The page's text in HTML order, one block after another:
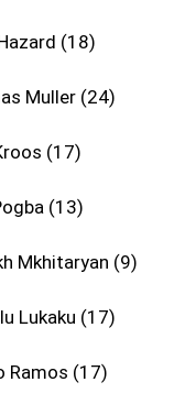
18
Muller 24
17
13
Mkhitaryan 9
Lukaku 17
Ramos 17